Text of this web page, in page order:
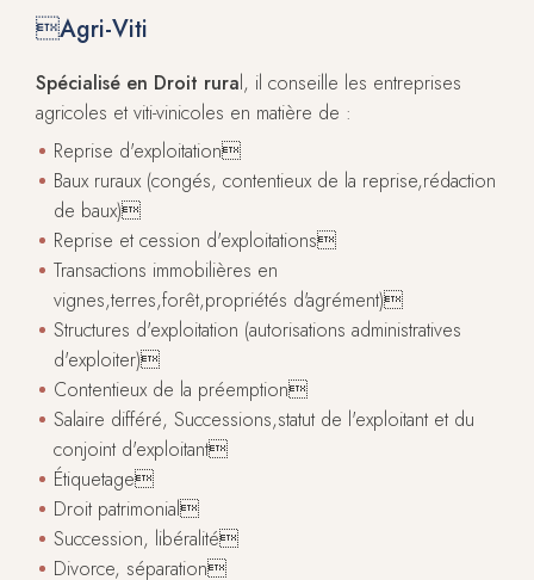
Agri-Viti
Spécialisé en Droit rural, il conseille les entreprises
agricoles et viti-vinicoles en matière de :
Reprise d'exploitation
Baux ruraux (congés, contentieux de la reprise,rédaction
de baux)
Reprise et cession d'exploitations
Transactions immobilières en
vignes,terres,forêt,propriétés d'agrément)
Structures d'exploitation (autorisations administratives
d'exploiter)
Contentieux de la préemption
Salaire différé, Successions,statut de l'exploitant et du
conjoint d'exploitant
Étiquetage
Droit patrimonial
Succession, libéralité
Divorce, séparation